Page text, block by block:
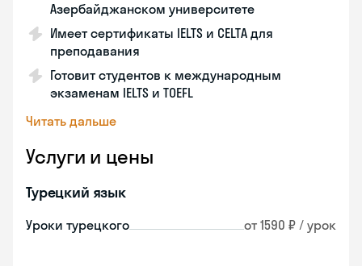
Азербайджанском университете
Имеет сертификаты IELTS и CELTA для
преподавания
Готовит студентов к международным
экзаменам IELTS и TOEFL
Читать дальше
Услуги и цены
Турецкий язык
Уроки турецкого от 1590 ₽ / урок